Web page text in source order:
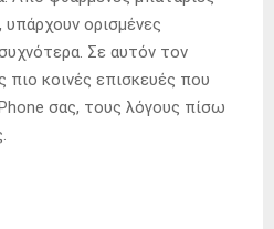
ορισμένες
Σε αυτόν τον
πιο κοινές επισκευές που
σας, τους λόγους πίσω